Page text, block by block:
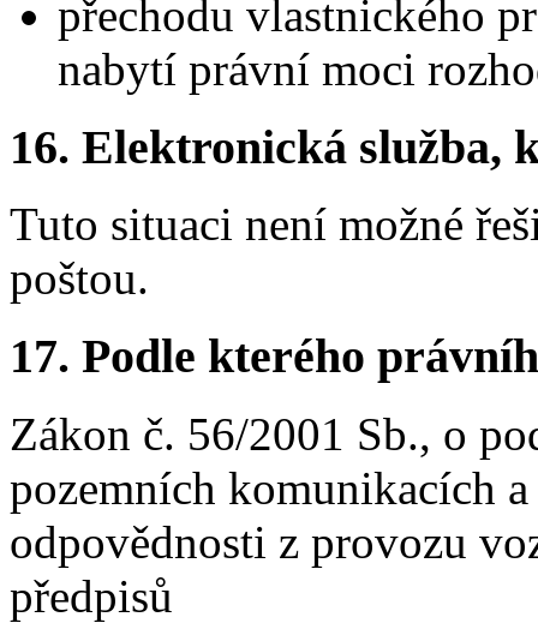
přechodu vlastnického
nabytí právní moci
16. Elektronická služba,
Tuto situaci není možné
poštou.
17. Podle kterého
Zákon č. 56/2001 Sb., o
pozemních komunikacích
odpovědnosti z provozu
předpisů